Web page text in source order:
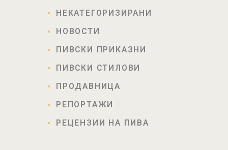
НЕКАТЕГОРИЗИРАНИ
НОВОСТИ
ПИВСКИ ПРИКАЗНИ
ПИВСКИ СТИЛОВИ
ПРОДАВНИЦА
РЕПОРТАЖИ
РЕЦЕНЗИИ НА ПИВА